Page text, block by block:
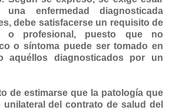
enfermedad diagnosticada
debe satisfacerse un requisito de
o profesional, puesto que no
o síntoma puede ser tomado en
aquéllos diagnosticados por un
de estimarse que la patología que
del contrato de salud del